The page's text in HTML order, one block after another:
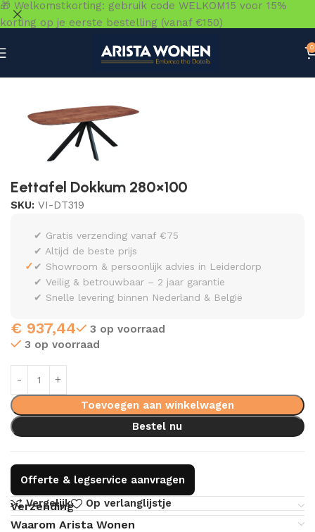
0
Eettafel Dokkum 280×100
SKU: VI-DT319
✓
✔ Gratis verzending vanaf €75
✔ Altijd de beste prijs
✔ Showroom & persoonlijk advies in Leiderdorp
✔ Veilig & betrouwbaar – 2 jaar garantie
✔ Snelle levering binnen Nederland & België
€ 937,44
3 op voorraad
3 op voorraad
Toevoegen aan winkelwagen
Bestel nu
Offerte & legservice aanvragen
Vergelijk
Op verlanglijstje
Verzending
Waarom Arista Wonen
🎁 Welkomstkorting: gebruik code WELKOM15 voor 15%
korting op je eerste bestelling (vanaf €150)